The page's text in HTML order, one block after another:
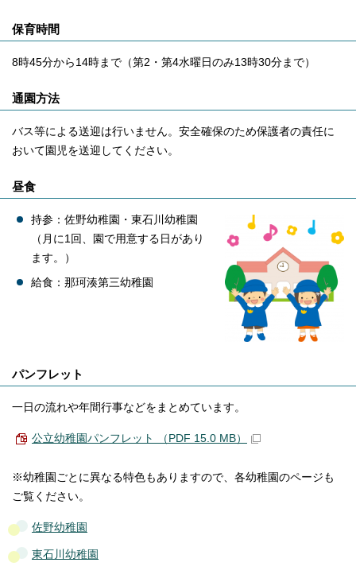
保育時間
8時45分から14時まで（第2・第4水曜日のみ13時30分まで）
通園方法
バス等による送迎は行いません。安全確保のため保護者の責任に
おいて園児を送迎してください。
昼食
持参：佐野幼稚園・東石川幼稚園
（月に1回、園で用意する日があり
ます。）
給食：那珂湊第三幼稚園
パンフレット
一日の流れや年間行事などをまとめています。
公立幼稚園パンフレット （PDF 15.0 MB）
※幼稚園ごとに異なる特色もありますので、各幼稚園のページも
ご覧ください。
佐野幼稚園
東石川幼稚園